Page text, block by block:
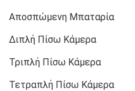
Αποσπώμενη Μπαταρία
Διπλή Πίσω Κάμερα
Τριπλή Πίσω Κάμερα
Τετραπλή Πίσω Κάμερα